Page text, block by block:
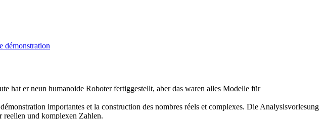
démonstration
hat er neun humanoide Roboter fertiggestellt, aber das waren alles Modelle für
démonstration importantes et la construction des nombres réels et complexes. Die Analysisvorlesung
und komplexen Zahlen.